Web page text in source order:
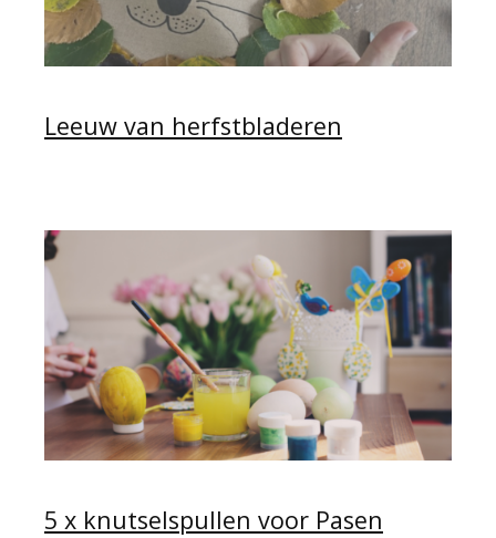
Leeuw van herfstbladeren
5 x knutselspullen voor Pasen